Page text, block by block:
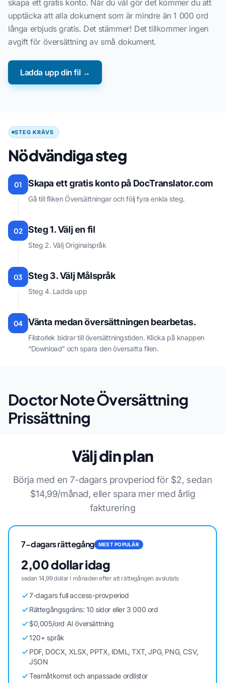
skapa ett gratis konto. När du väl gör det kommer du att
upptäcka att alla dokument som är mindre än 1 000 ord
långa erbjuds gratis. Det stämmer! Det tillkommer ingen
avgift för översättning av små dokument.
Ladda upp din fil →
STEG KRÄVS
Nödvändiga steg
01 Skapa ett gratis konto på DocTranslator.com
Gå till fliken Översättningar och följ fyra enkla steg.
02 Steg 1. Välj en fil
Steg 2. Välj Originalspråk
03 Steg 3. Välj Målspråk
Steg 4. Ladda upp
04 Vänta medan översättningen bearbetas.
Filstorlek bidrar till översättningstiden. Klicka på knappen
“Download” och spara den översatta filen.
Doctor Note Översättning
Prissättning
Välj din plan
Börja med en 7-dagars provperiod för $2, sedan
$14,99/månad, eller spara mer med årlig
fakturering
7-dagars rättegång MEST POPULÄR
2,00 dollar idag
sedan 14,99 dollar i månaden efter att rättegången avslutats
7-dagars full access-provperiod
Rättegångsgräns: 10 sidor eller 3 000 ord
$0,005/ord AI översättning
120+ språk
PDF, DOCX, XLSX, PPTX, IDML, TXT, JPG, PNG, CSV,
JSON
Teamåtkomst och anpassade ordlistor